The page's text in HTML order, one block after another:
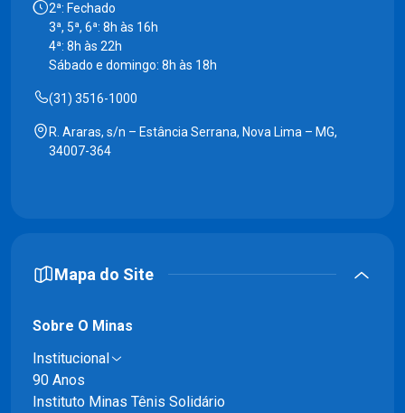
2ª: Fechado
3ª, 5ª, 6ª: 8h às 16h
4ª: 8h às 22h
Sábado e domingo: 8h às 18h
(31) 3516-1000
R. Araras, s/n – Estância Serrana, Nova Lima – MG,
34007-364
Mapa do Site
Sobre O Minas
Institucional
90 Anos
Instituto Minas Tênis Solidário